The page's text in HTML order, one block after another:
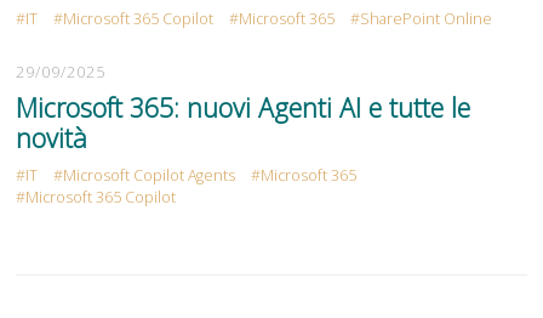
IT Microsoft 365 Copilot Microsoft 365 SharePoint Online
29/09/2025
Microsoft 365: nuovi Agenti AI e tutte le
novità
IT Microsoft Copilot Agents
Microsoft 365
Microsoft 365 Copilot